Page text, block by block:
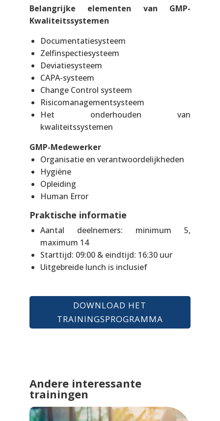
Belangrijke elementen van GMP-
Kwaliteitssystemen
Documentatiesysteem
Zelfinspectiesysteem
Deviatiesysteem
CAPA-systeem
Change Control systeem
Risicomanagementsysteem
Het onderhouden van
kwaliteitssystemen
GMP-Medewerker
Organisatie en verantwoordelijkheden
Hygiëne
Opleiding
Human Error
Praktische informatie
Aantal deelnemers: minimum 5,
maximum 14
Starttijd: 09:00 & eindtijd: 16:30 uur
Uitgebreide lunch is inclusief
DOWNLOAD HET
TRAININGSPROGRAMMA
Andere interessante
trainingen